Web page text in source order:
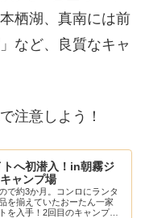
栖湖、真南には前
など、良質なキャ
注意しよう！
へ初潜入！in朝霧ジ
ャンプ場
で約3か月。コンロにランタ
を揃えていたおーたん一家
を入手！2回目のキャンプに